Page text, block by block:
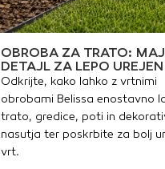
OBROBA ZA TRATO:
DETAJL ZA LEPO
Odkrijte, kako lahko z vrtnimi
obrobami Belissa enostavno
trato, gredice, poti in
nasutja ter poskrbite za bolj
vrt.